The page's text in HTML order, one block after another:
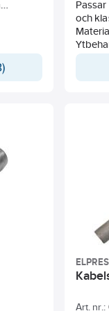
och
kan
13 =
Vid
skall
Art. nr.: